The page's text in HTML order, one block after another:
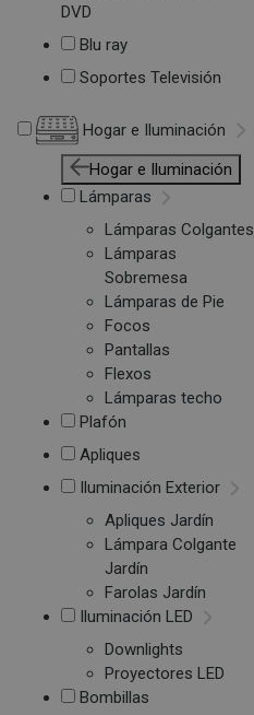
DVD
Blu ray
Soportes Televisión
Hogar e Iluminación
Hogar e Iluminación
Lámparas
Lámparas Colgantes
Lámparas
Sobremesa
Lámparas de Pie
Focos
Pantallas
Flexos
Lámparas techo
Plafón
Apliques
Iluminación Exterior
Apliques Jardín
Lámpara Colgante
Jardín
Farolas Jardín
Iluminación LED
Downlights
Proyectores LED
Bombillas